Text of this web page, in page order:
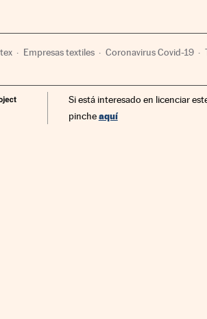
Empresas textiles Coronavirus Covid-19
Confección Medicina Economía
Ciencia
Si está interesado en licenciar
pincheaquí